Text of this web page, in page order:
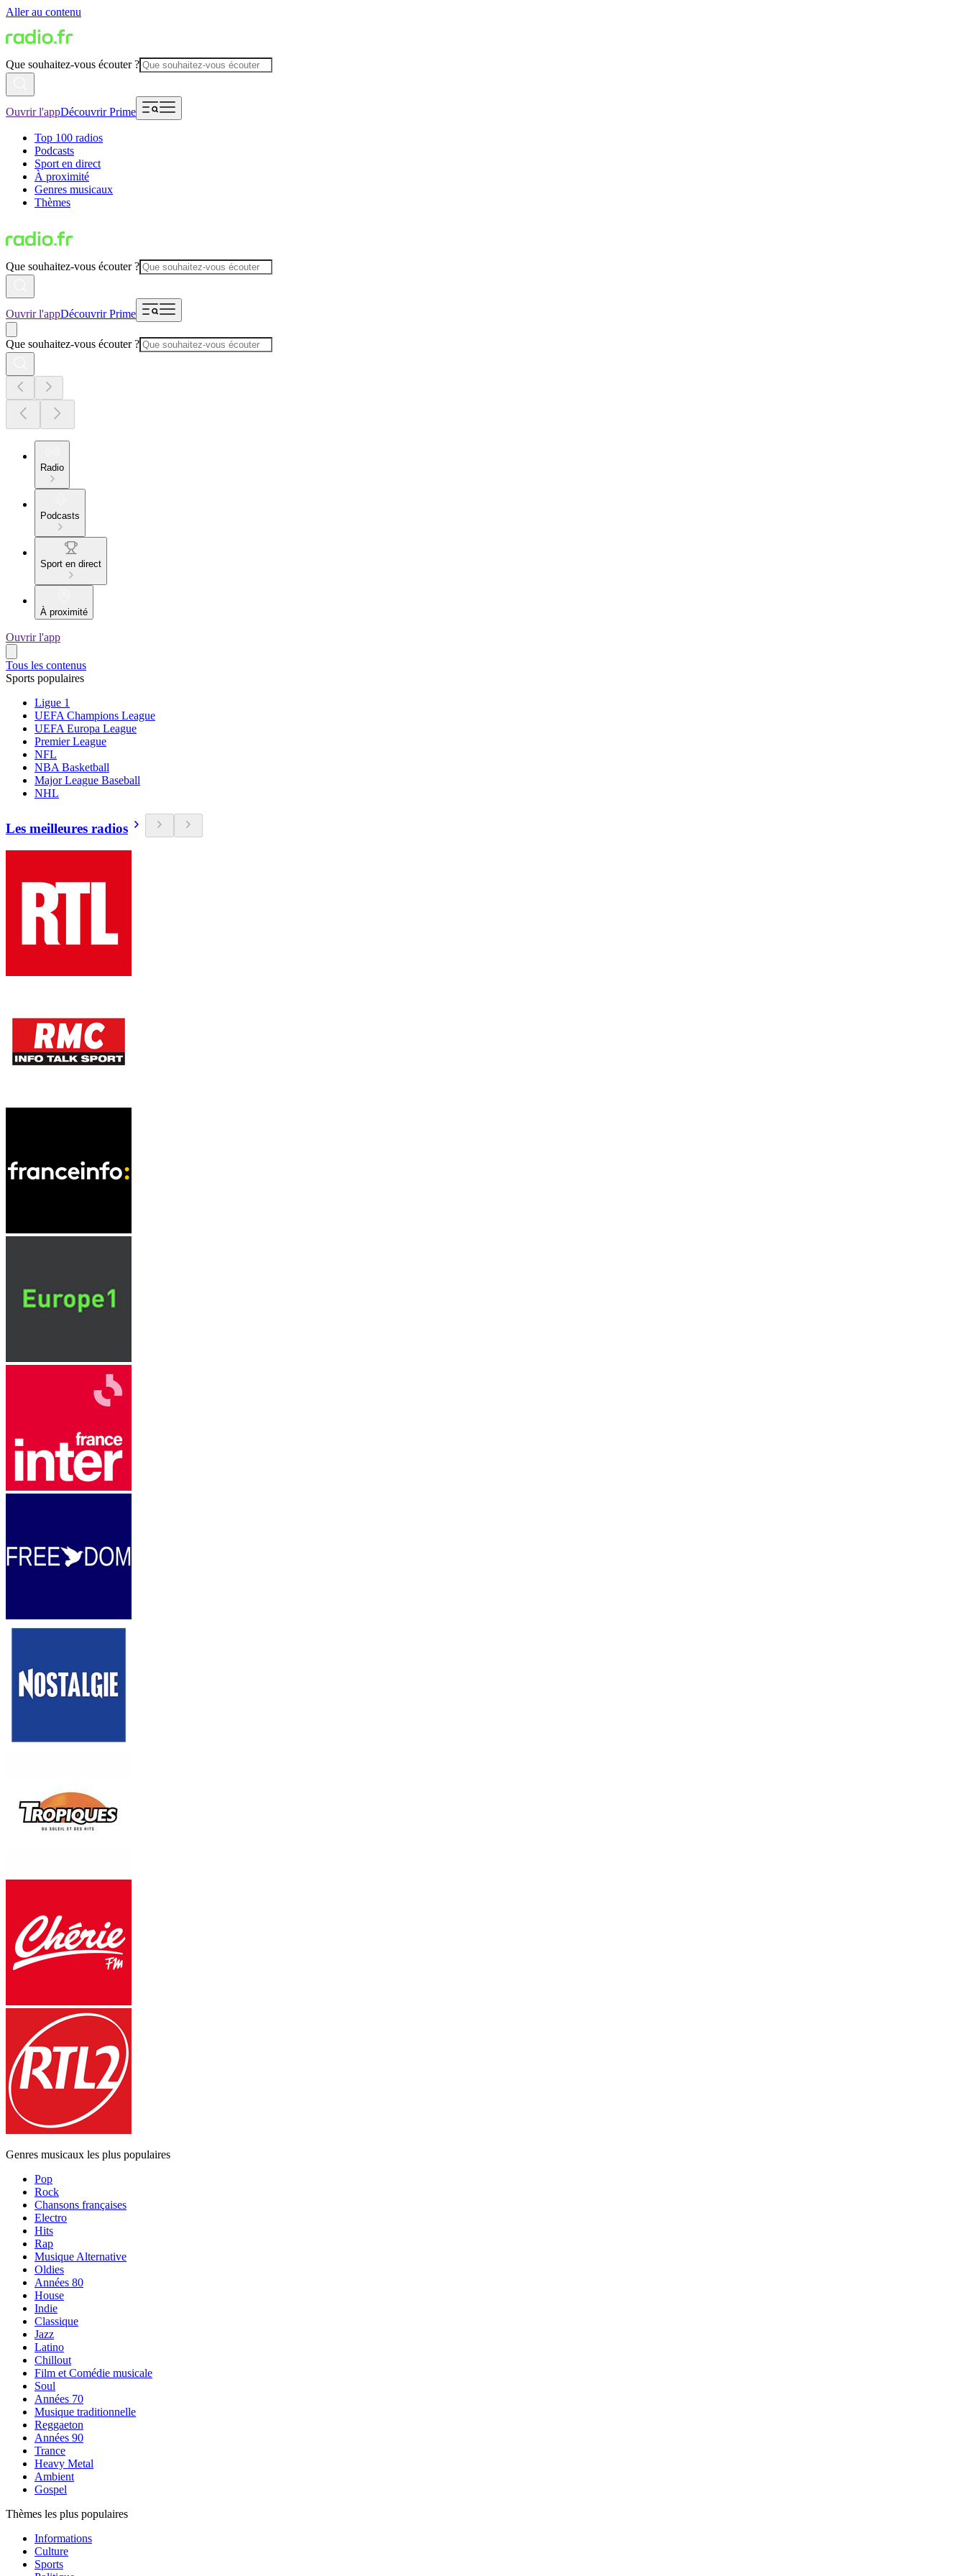
Aller au contenu
Que souhaitez-vous écouter ?
Ouvrir l'appDécouvrir Prime
Top 100 radios
Podcasts
Sport en direct
À proximité
Genres musicaux
Thèmes
Que souhaitez-vous écouter ?
Ouvrir l'appDécouvrir Prime
Que souhaitez-vous écouter ?
Radio
Podcasts
Sport en direct
À proximité
Ouvrir l'app
Tous les contenus
Sports populaires
Ligue 1
UEFA Champions League
UEFA Europa League
Premier League
NFL
NBA Basketball
Major League Baseball
NHL
Les meilleures radios
Genres musicaux les plus populaires
Pop
Rock
Chansons françaises
Electro
Hits
Rap
Musique Alternative
Oldies
Années 80
House
Indie
Classique
Jazz
Latino
Chillout
Film et Comédie musicale
Soul
Années 70
Musique traditionnelle
Reggaeton
Années 90
Trance
Heavy Metal
Ambient
Gospel
Thèmes les plus populaires
Informations
Culture
Sports